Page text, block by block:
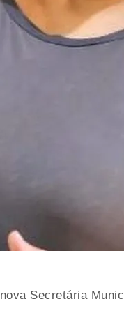
Secretária